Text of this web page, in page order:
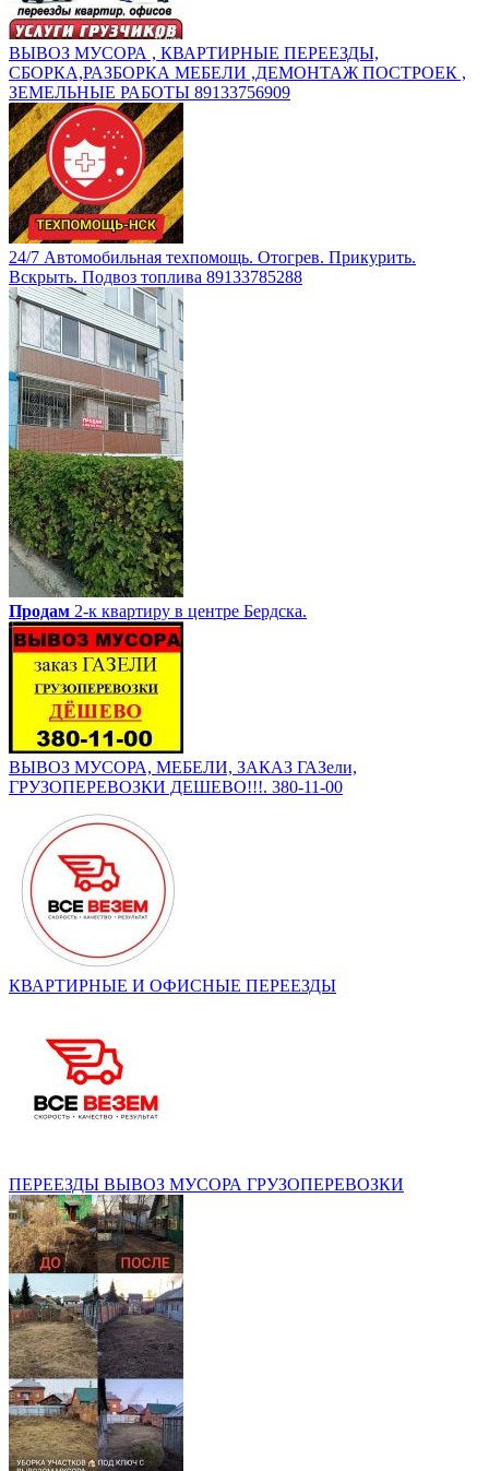
ВЫВОЗ МУСОРА , КВАРТИРНЫЕ ПЕРЕЕЗДЫ,
СБОРКА,РАЗБОРКА МЕБЕЛИ ,ДЕМОНТАЖ ПОСТРОЕК ,
ЗЕМЕЛЬНЫЕ РАБОТЫ 89133756909
24/7 Автомобильная техпомощь. Отогрев. Прикурить.
Вскрыть. Подвоз топлива 89133785288
Продам 2-к квартиру в центре Бердска.
ВЫВОЗ МУСОРА, МЕБЕЛИ, ЗАКАЗ ГАЗели,
ГРУЗОПЕРЕВОЗКИ ДЕШЕВО!!!. 380-11-00
КВАРТИРНЫЕ И ОФИСНЫЕ ПЕРЕЕЗДЫ
ПЕРЕЕЗДЫ ВЫВОЗ МУСОРА ГРУЗОПЕРЕВОЗКИ